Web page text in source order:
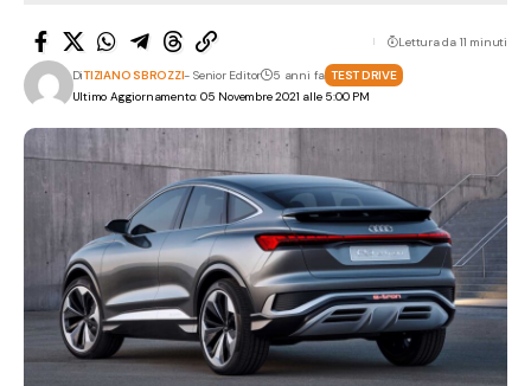
Ultimo Aggiornamento: 05 Novembre 2021 alle 5:00 PM
DiTIZIANO SBROZZI- Senior Editor 5 anni fa TEST DRIVE
Lettura da 11 minuti